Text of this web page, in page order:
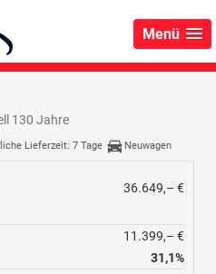
Menü
130 Jahre
Lieferzeit: 7 Tage Neuwagen
36.649,– €
11.399,– €
31,1%